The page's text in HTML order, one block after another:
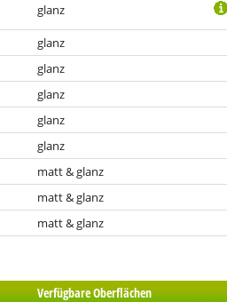
glanz
glanz
glanz
glanz
glanz
glanz
matt & glanz
matt & glanz
matt & glanz
Verfügbare Oberflächen